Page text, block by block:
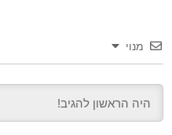
מנוי